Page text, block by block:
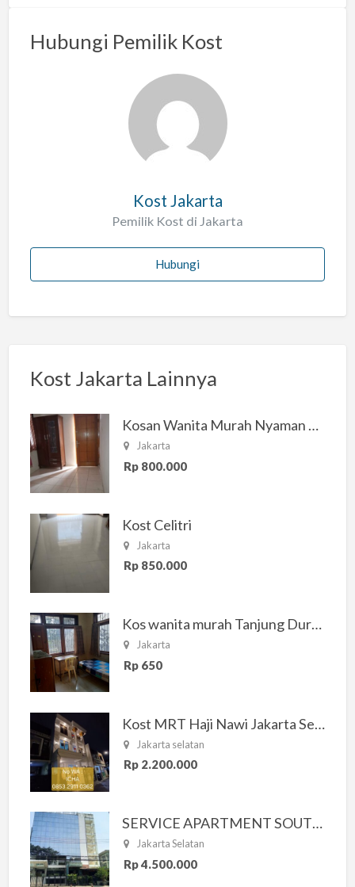
s
Hubungi Pemilik Kost
Kost Jakarta
Pemilik Kost di Jakarta
Hubungi
Kost Jakarta Lainnya
Kosan Wanita Murah Nyaman di Jakarta Selatan
Jakarta
Rp 800.000
Kost Celitri
Jakarta
Rp 850.000
Kos wanita murah Tanjung Duren Jakarta Barat
Jakarta
Rp 650
Kost MRT Haji Nawi Jakarta Selatan
Jakarta selatan
Rp 2.200.000
SERVICE APARTMENT SOUTH RESIDENCE
Jakarta Selatan
Rp 4.500.000